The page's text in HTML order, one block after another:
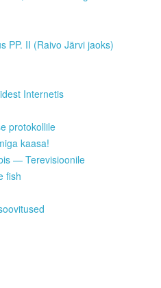
PP. II (Raivo Järvi jaoks)
Internetis
protokollile
kaasa!
— Terevisioonile
fish